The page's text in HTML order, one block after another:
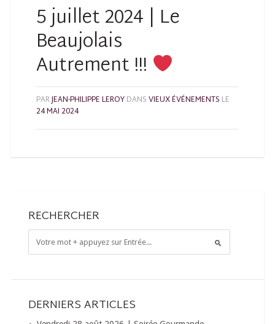
5 juillet 2024 | Le
Beaujolais
Autrement !!!
PARJEAN-PHILIPPE LEROYDANSVIEUX ÉVÉNEMENTS LE
24 MAI 2024
RECHERCHER
DERNIERS ARTICLES